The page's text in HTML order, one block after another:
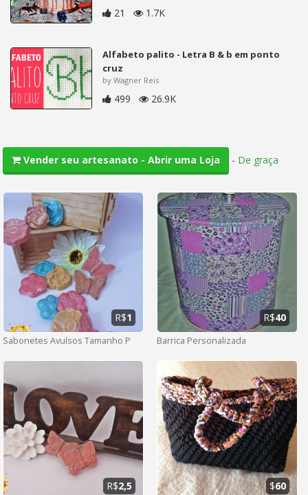
21 1.7K
Alfabeto palito - Letra B & b em ponto
cruz
by Wagner Reis
499 26.9K
Vender seu artesanato - Abrir uma Loja - De graça
Sabonetes Avulsos Tamanho P
R$1
Barrica Personalizada
R$40
R$2,5 $60